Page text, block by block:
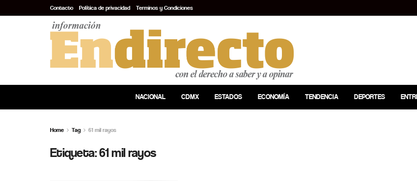
Contacto Política de privacidad Terminos y Condiciones
NACIONAL CDMX ESTADOS ECONOMÍA TENDENCIA DEPORTES
Home Tag 61 mil rayos
Etiqueta:61 mil rayos